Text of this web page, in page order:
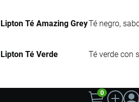
Lipton Té Amazing GreyTé negro,
Lipton Té Verde Té verde con
0